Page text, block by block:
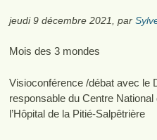
jeudi 9 décembre 2021 par
Mois des 3 mondes
Visioconférence /débat avec le
responsable du Centre
l’Hôpital de la Pitié-Salpêtrière